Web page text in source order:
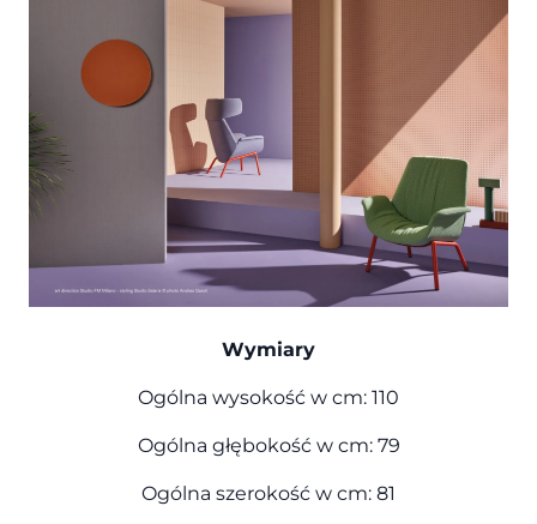
Wymiary
Ogólna wysokość w cm: 110
Ogólna głębokość w cm: 79
Ogólna szerokość w cm: 81